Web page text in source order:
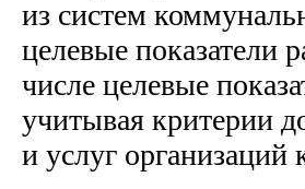
из систем
целевые показатели
числе целевые
учитывая критерии
и услуг организаций